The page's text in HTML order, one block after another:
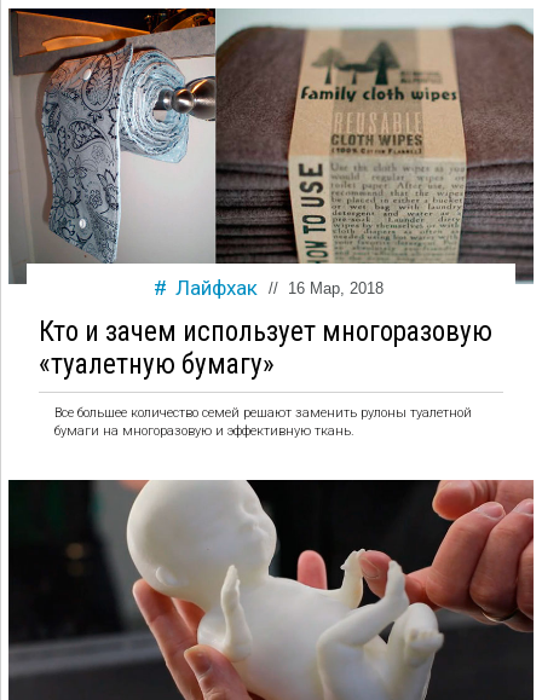
Лайфхак // 16 Мар, 2018
Кто и зачем использует многоразовую
«туалетную бумагу»
Все большее количество семей решают заменить рулоны туалетной
бумаги на многоразовую и эффективную ткань.